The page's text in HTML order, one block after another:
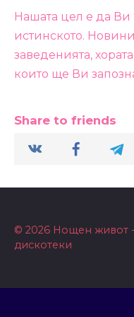
Нашата цел е да Ви
истинското.
заведенията,
които ще Ви
Share to friends
© 2026 Нощен живот
дискотеки